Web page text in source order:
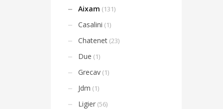
Aixam (131)
Casalini (1)
Chatenet (23)
Due (1)
Grecav (1)
Jdm (1)
Ligier (56)